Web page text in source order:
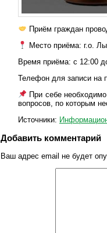
Приём граждан
Место приёма: г.о.
Время приёма: с 12:00
Телефон для записи на
При себе
вопросов, по которым
Источники:
Добавить комментарий
Ваш адрес email не будет